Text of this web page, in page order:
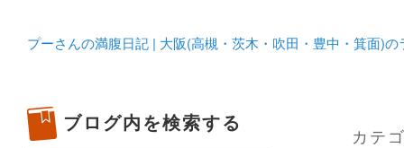
プーさんの満腹日記 | 大阪(高槻・茨木・吹田・豊中・箕面)
カテ
ブログ内を検索する